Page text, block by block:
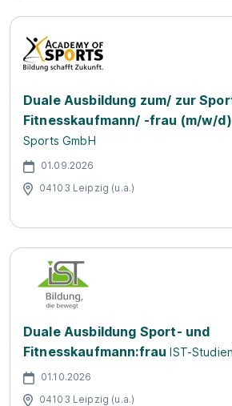
Duale Ausbildung zum/ zur
Fitnesskaufmann/ -frau (m/w/d)
Sports GmbH
01.09.2026
04103 Leipzig (u.a.)
Duale Ausbildung Sport- und
Fitnesskaufmann:frau IST-
01.10.2026
04103 Leipzig (u.a.)